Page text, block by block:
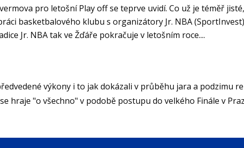
pro letošní Play off se teprve uvidí. Co už je téměř
basketbalového klubu s organizátory Jr. NBA
Jr. NBA tak ve Žďáře pokračuje v letošním roce....
výkony i to jak dokázali v průběhu jara a podzimu
hraje "o všechno" v podobě postupu do velkého Finále v